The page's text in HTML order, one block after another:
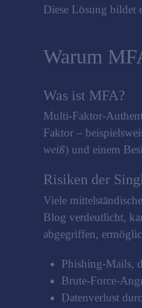
Diese Lösung bildet
Warum
Was ist MFA?
Multi-Faktor-
Faktor –
weiß) und einem
Risiken der
Viele
Blog verdeutlicht,
abgegriffen,
Phishing-Mails,
Brute-Force-
Datenverlust